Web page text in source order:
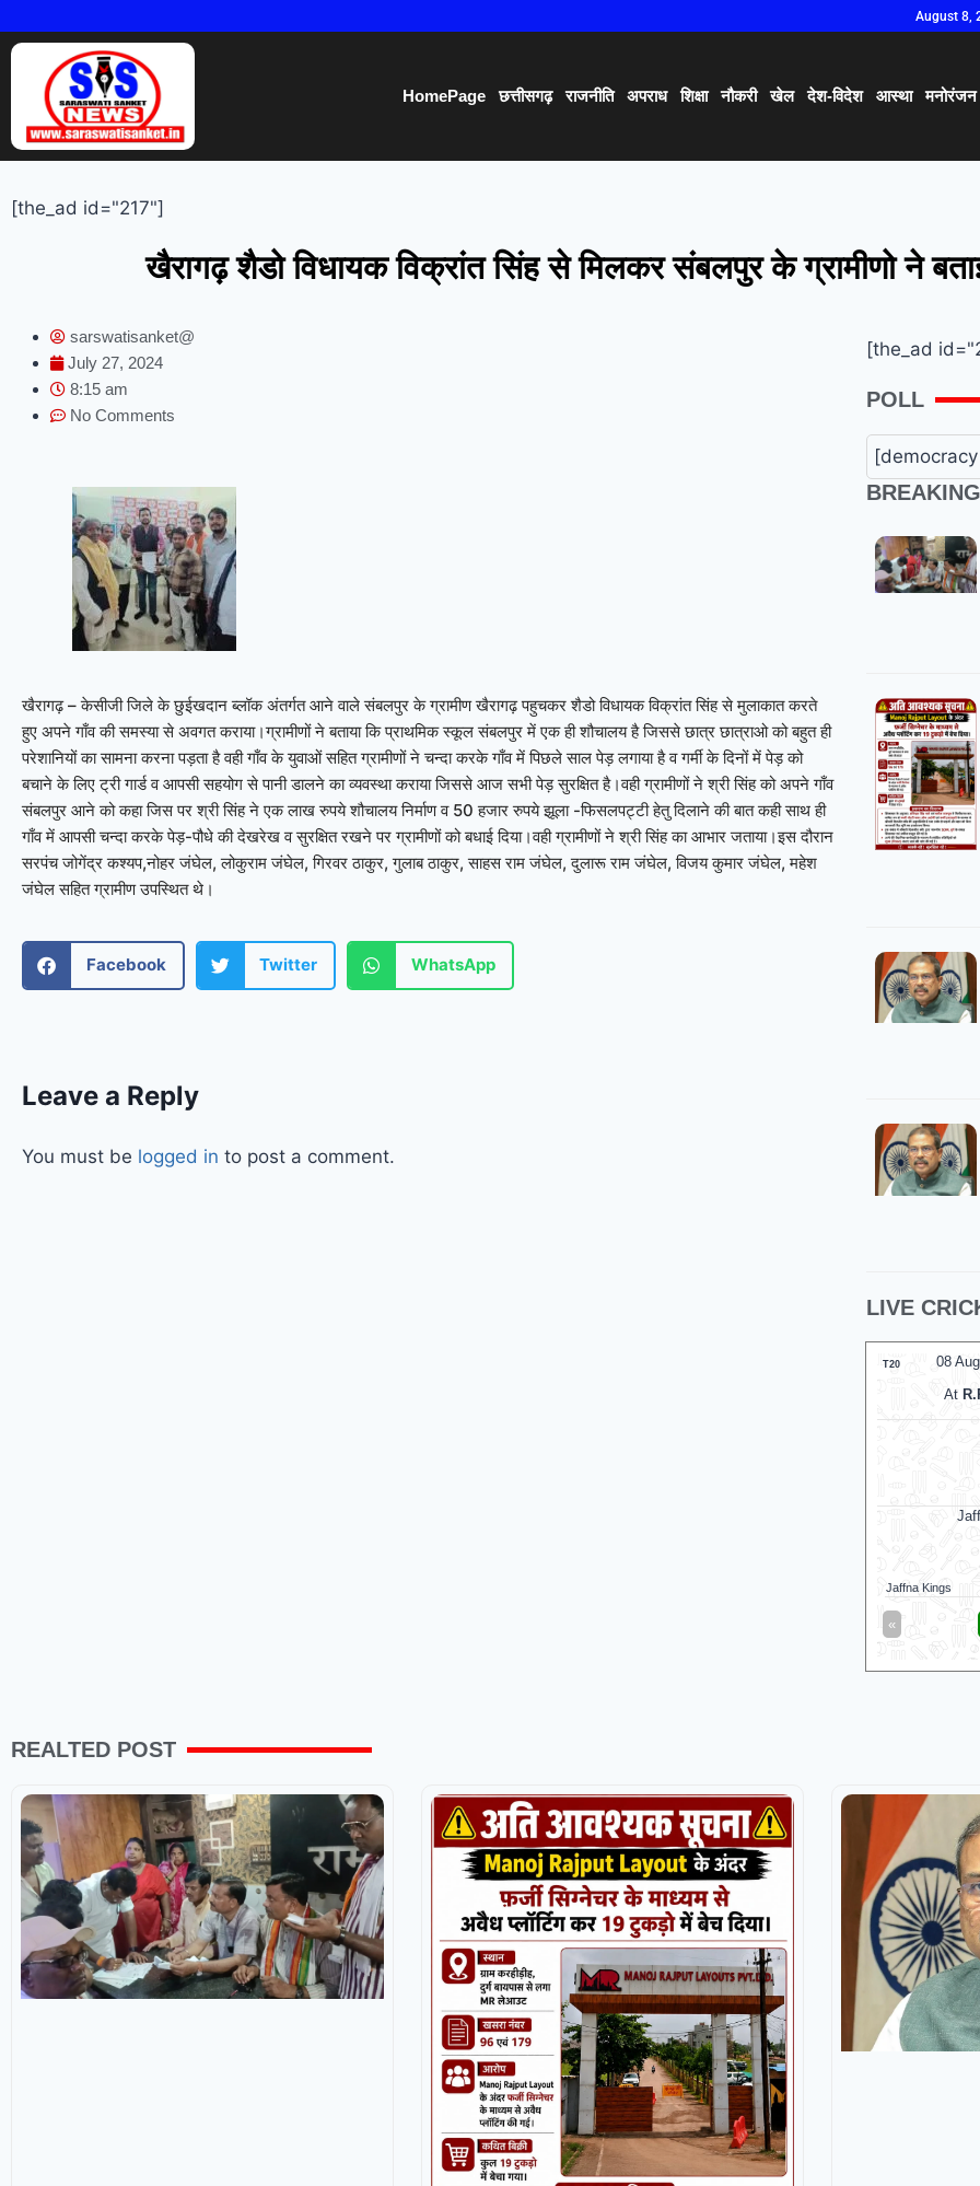
August 8,
HomePage छत्तीसगढ़ राजनीति अपराध शिक्षा नौकरी खेल देश-विदेश आस्था मनोरंजन
[the_ad id="217"]
खैरागढ़ शैडो विधायक विक्रांत सिंह से मिलकर संबलपुर के ग्रामीणो ने
sarswatisanket@
July 27, 2024
8:15 am
No Comments
खैरागढ़ – केसीजी जिले के छुईखदान ब्लॉक अंतर्गत आने वाले संबलपुर के ग्रामीण खैरागढ़ पहुचकर शैडो विधायक विक्रांत सिंह से मुलाकात करते
हुए अपने गाँव की समस्या से अवगत कराया।ग्रामीणों ने बताया कि प्राथमिक स्कूल संबलपुर में एक ही शौचालय है जिससे छात्र छात्राओ को बहुत ही
परेशानियों का सामना करना पड़ता है वही गाँव के युवाओं सहित ग्रामीणों ने चन्दा करके गाँव में पिछले साल पेड़ लगाया है व गर्मी के दिनों में पेड़ को
बचाने के लिए ट्री गार्ड व आपसी सहयोग से पानी डालने का व्यवस्था कराया जिससे आज सभी पेड़ सुरक्षित है।वही ग्रामीणों ने श्री सिंह को अपने गाँव
संबलपुर आने को कहा जिस पर श्री सिंह ने एक लाख रुपये शौचालय निर्माण व 50 हजार रुपये झूला -फिसलपट्टी हेतु दिलाने की बात कही साथ ही
गाँव में आपसी चन्दा करके पेड़-पौधे की देखरेख व सुरक्षित रखने पर ग्रामीणों को बधाई दिया।वही ग्रामीणों ने श्री सिंह का आभार जताया।इस दौरान
सरपंच जोगेंद्र कश्यप,नोहर जंघेल, लोकुराम जंघेल, गिरवर ठाकुर, गुलाब ठाकुर, साहस राम जंघेल, दुलारू राम जंघेल, विजय कुमार जंघेल, महेश
जंघेल सहित ग्रामीण उपस्थित थे।
Facebook Twitter WhatsApp
Leave a Reply
You must be logged in to post a comment.
[the_ad
POLL
LIVE
08
T20
At
Jaffna Kings
«
REALTED POST